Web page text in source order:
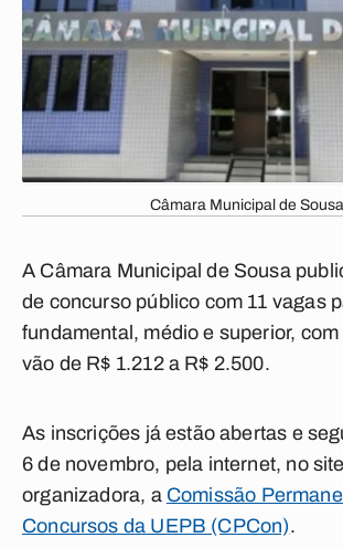
Câmara Municipal de Sousa
A Câmara Municipal de Sousa
de concurso público com 11 vagas
fundamental, médio e superior,
vão de R$ 1.212 a R$ 2.500.
As inscrições já estão abertas e
6 de novembro, pela internet, no
organizadora, a Comissão
Concursos da UEPB (CPCon).